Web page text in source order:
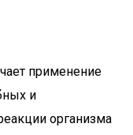
применение
и
организма